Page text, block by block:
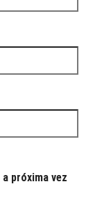
próxima vez